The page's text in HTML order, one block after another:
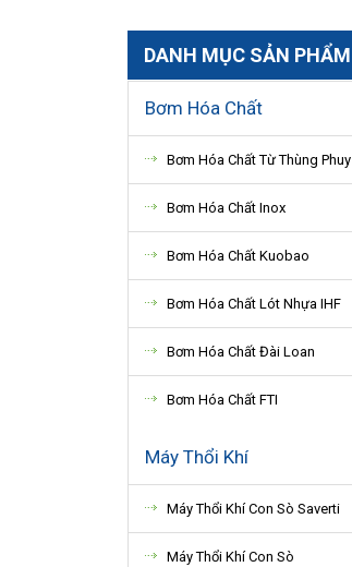
DANH MỤC SẢN PHẨM
Bơm Hóa Chất
Bơm Hóa Chất Từ Thùng Phuy
Bơm Hóa Chất Inox
Bơm Hóa Chất Kuobao
Bơm Hóa Chất Lót Nhựa IHF
Bơm Hóa Chất Đài Loan
Bơm Hóa Chất FTI
Máy Thổi Khí
Máy Thổi Khí Con Sò Saverti
Máy Thổi Khí Con Sò